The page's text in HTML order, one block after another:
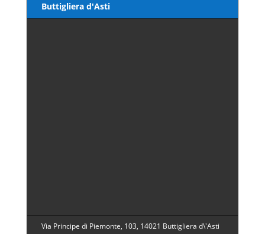
Buttigliera d'Asti
Via Principe di Piemonte, 103, 14021 Buttigliera d\'Asti